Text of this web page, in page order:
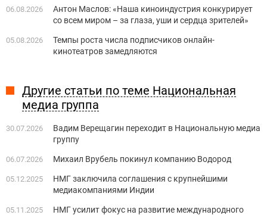
06.08.2026
Антон Маслов: «Наша киноиндустрия конкурирует
со всем миром – за глаза, уши и сердца зрителей»
05.08.2026
Темпы роста числа подписчиков онлайн-
кинотеатров замедляются
Другие статьи по теме Национальная
медиа группа
30.07.2026
Вадим Верещагин переходит в Национальную медиа
группу
06.07.2026 Михаил Врубель покинул компанию Водород
05.12.2025
НМГ заключила соглашения с крупнейшими
медиакомпаниями Индии
05.11.2025
НМГ усилит фокус на развитие международного